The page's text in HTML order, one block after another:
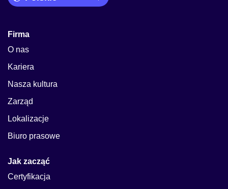
Firma
O nas
Kariera
Nasza kultura
Zarząd
Lokalizacje
Biuro prasowe
Jak zacząć
Certyfikacja